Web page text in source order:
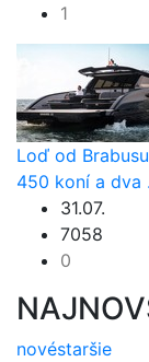
1
Loď od
450 koní a dva
31.07.
7058
0
novéstaršie